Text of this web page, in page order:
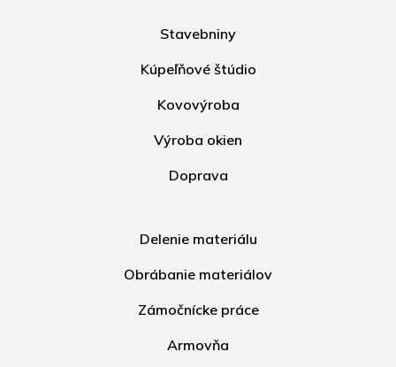
Stavebniny
Kúpeľňové štúdio
Kovovýroba
Výroba okien
Doprava
Delenie materiálu
Obrábanie materiálov
Zámočnícke práce
Armovňa